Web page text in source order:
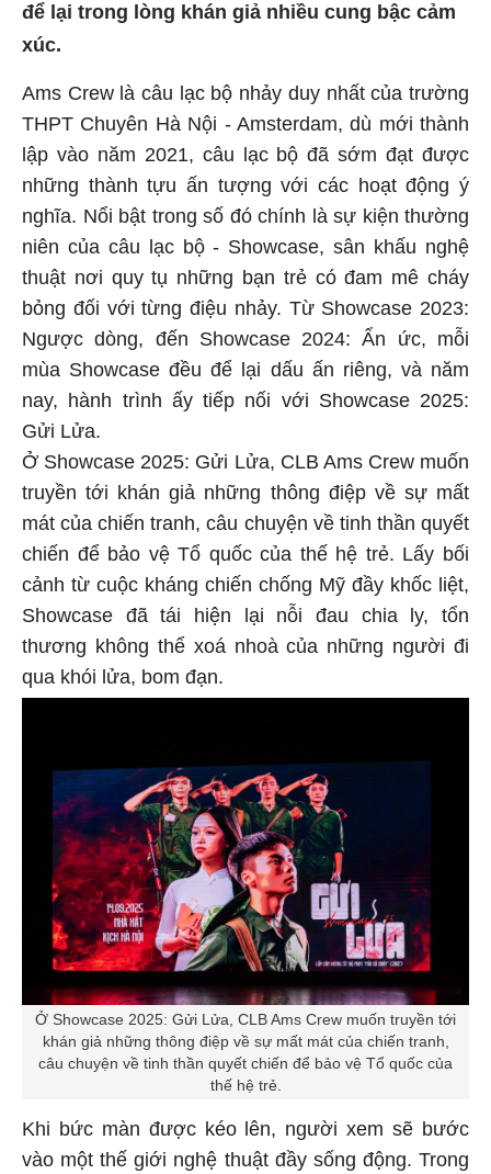
để lại trong lòng khán giả nhiều cung bậc cảm
xúc.
Ams Crew là câu lạc bộ nhảy duy nhất của trường
THPT Chuyên Hà Nội - Amsterdam, dù mới thành
lập vào năm 2021, câu lạc bộ đã sớm đạt được
những thành tựu ấn tượng với các hoạt động ý
nghĩa. Nổi bật trong số đó chính là sự kiện thường
niên của câu lạc bộ - Showcase, sân khấu nghệ
thuật nơi quy tụ những bạn trẻ có đam mê cháy
bỏng đối với từng điệu nhảy. Từ Showcase 2023:
Ngược dòng, đến Showcase 2024: Ẩn ức, mỗi
mùa Showcase đều để lại dấu ấn riêng, và năm
nay, hành trình ấy tiếp nối với Showcase 2025:
Gửi Lửa.
Ở Showcase 2025: Gửi Lửa, CLB Ams Crew muốn
truyền tới khán giả những thông điệp về sự mất
mát của chiến tranh, câu chuyện về tinh thần quyết
chiến để bảo vệ Tổ quốc của thế hệ trẻ. Lấy bối
cảnh từ cuộc kháng chiến chống Mỹ đầy khốc liệt,
Showcase đã tái hiện lại nỗi đau chia ly, tổn
thương không thể xoá nhoà của những người đi
qua khói lửa, bom đạn.
Ở Showcase 2025: Gửi Lửa, CLB Ams Crew muốn truyền tới
khán giả những thông điệp về sự mất mát của chiến tranh,
câu chuyện về tinh thần quyết chiến để bảo vệ Tổ quốc của
thế hệ trẻ.
Khi bức màn được kéo lên, người xem sẽ bước
vào một thế giới nghệ thuật đầy sống động. Trong